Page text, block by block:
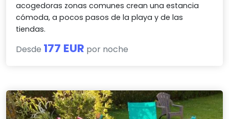
acogedoras zonas comunes crean una estancia
cómoda, a pocos pasos de la playa y de las
tiendas.
Desde 177 EUR por noche